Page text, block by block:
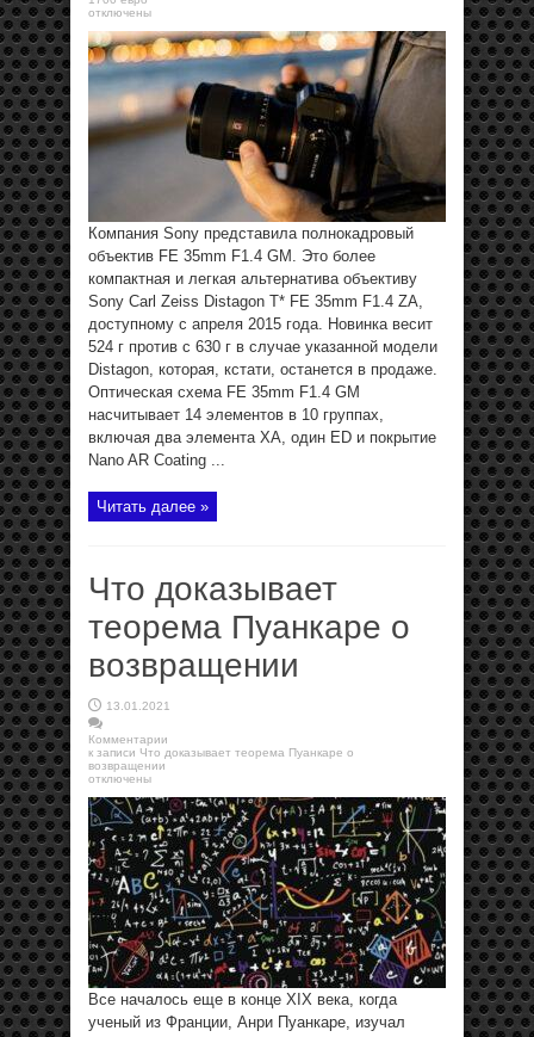
отключены
Компания Sony представила полнокадровый
объектив FE 35mm F1.4 GM. Это более
компактная и легкая альтернатива объективу
Sony Carl Zeiss Distagon T* FE 35mm F1.4 ZA,
доступному с апреля 2015 года. Новинка весит
524 г против с 630 г в случае указанной модели
Distagon, которая, кстати, останется в продаже.
Оптическая схема FE 35mm F1.4 GM
насчитывает 14 элементов в 10 группах,
включая два элемента XA, один ED и покрытие
Nano AR Coating ...
Читать далее »
Что доказывает
теорема Пуанкаре о
возвращении
13.01.2021
Комментарии
к записи Что доказывает теорема Пуанкаре о
возвращении
отключены
Все началось еще в конце XIX века, когда
ученый из Франции, Анри Пуанкаре, изучал